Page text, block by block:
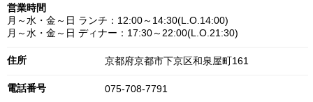
営業時間
月～水・金～日 ランチ：12:00～14:30(L.O.14:00)
月～水・金～日 ディナー：17:30～22:00(L.O.21:30)
住所 京都府京都市下京区和泉屋町161
電話番号 075-708-7791